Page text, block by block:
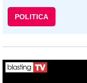
POLITICA